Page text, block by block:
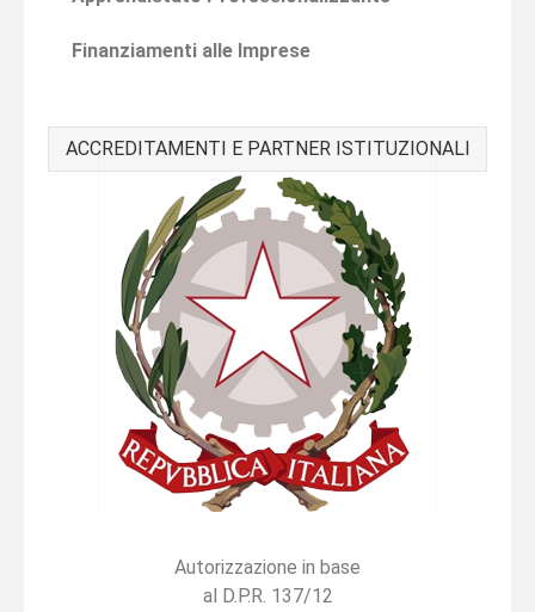
Finanziamenti alle Imprese
ACCREDITAMENTI E PARTNER ISTITUZIONALI
Autorizzazione in base
al D.P.R. 137/12